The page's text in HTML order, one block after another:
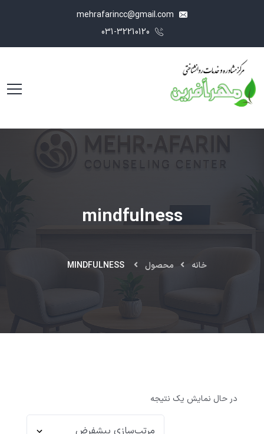
mindfulness
خانه محصول MINDFULNESS
در حال نمایش یک نتیجه